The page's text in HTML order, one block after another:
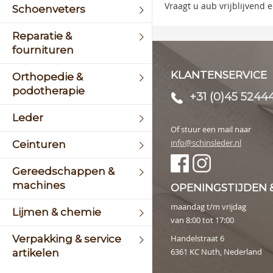
Schoenveters
Reparatie &
fournituren
Orthopedie &
podotherapie
Leder
Ceinturen
Gereedschappen &
machines
Lijmen & chemie
Verpakking & service
artikelen
Vraagt u aub vrijblijvend
KLANTENSERVICE
+31 (0)45
Of stuur een mail naar
info@schinsleder.nl
OPENINGSTIJDEN
maandag t/m vrijdag
van 8:00 tot 17:00
Handelstraat 6
6361 KC Nuth, Nederland